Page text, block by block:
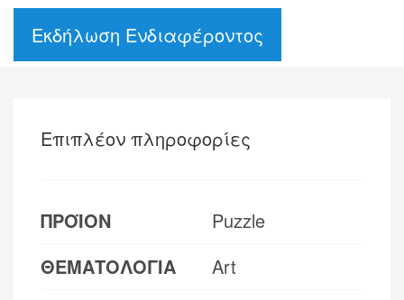
Εκδήλωση Ενδιαφέροντος
Επιπλέον πληροφορίες
ΠΡΟΪΟΝ
Puzzle
ΘΕΜΑΤΟΛΟΓΙΑ
Art